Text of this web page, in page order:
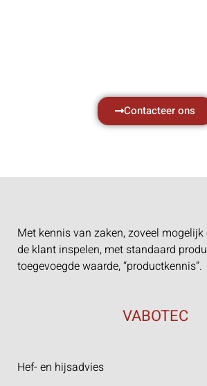
Contacteer ons
Met kennis van zaken, zoveel
de klant inspelen, met standaard
toegevoegde waarde, “productkennis”.
VABOTEC
Hef- en hijsadvies